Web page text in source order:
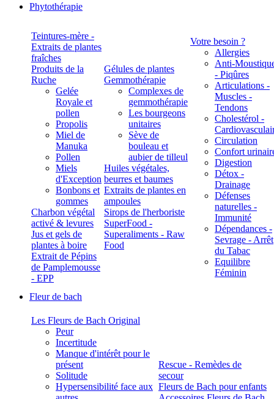
Phytothérapie
Teintures-mère -
Extraits de plantes
fraîches
Produits de la
Ruche
Gelée
Royale et
pollen
Propolis
Miel de
Manuka
Pollen
Miels
d'Exception
Bonbons et
gommes
Charbon végétal
activé & levures
Jus et gels de
plantes à boire
Extrait de Pépins
de Pamplemousse
- EPP
Gélules de plantes
Gemmothérapie
Complexes de
gemmothérapie
Les bourgeons
unitaires
Sève de
bouleau et
aubier de tilleul
Huiles végétales,
beurres et baumes
Extraits de plantes en
ampoules
Sirops de l'herboriste
SuperFood -
Superaliments - Raw
Food
Votre besoin ?
Allergies
Anti-
- Piqûres
Articulations -
Muscles -
Tendons
Cholestérol -
Circulation
Confort
Digestion
Détox -
Drainage
Défenses
naturelles -
Immunité
Dépendances -
Sevrage - Arrêt
du Tabac
Equilibre
Féminin
Fleur de bach
Les Fleurs de Bach Original
Peur
Incertitude
Manque d'intérêt pour le
présent
Solitude
Hypersensibilité face aux
Rescue - Remèdes de
secour
Fleurs de Bach pour enfants